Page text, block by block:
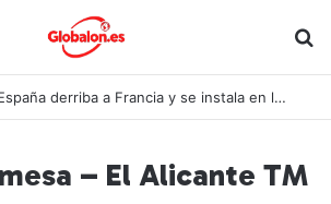
::Balonmano – España derriba a Francia y se instala en las semifinales del Europeo juvenil
– El Alicante TM